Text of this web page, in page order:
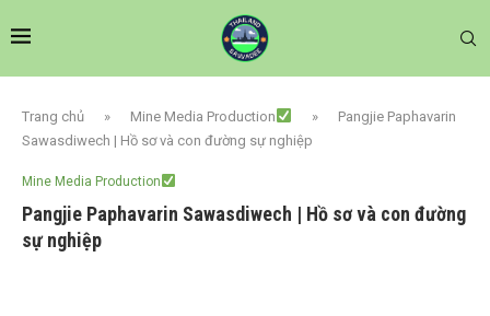
Trang chủ » Mine Media Production »
Pangjie Paphavarin
Sawasdiwech | Hồ sơ và con đường sự nghiệp
Mine Media Production
Pangjie Paphavarin Sawasdiwech | Hồ sơ và con đường
sự nghiệp